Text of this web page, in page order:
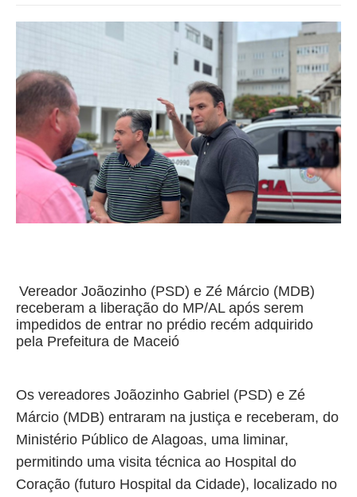
Vereador Joãozinho (PSD) e Zé Márcio (MDB)
receberam a liberação do MP/AL após serem
impedidos de entrar no prédio recém adquirido
pela Prefeitura de Maceió
Os vereadores Joãozinho Gabriel (PSD) e Zé
Márcio (MDB) entraram na justiça e receberam, do
Ministério Público de Alagoas, uma liminar,
permitindo uma visita técnica ao Hospital do
Coração (futuro Hospital da Cidade), localizado no